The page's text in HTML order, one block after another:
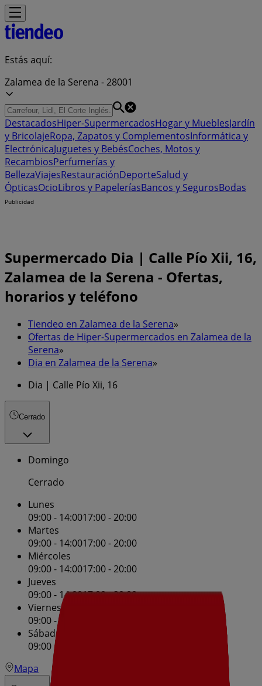
Estás aquí:
Zalamea de la Serena - 28001
DestacadosHiper-SupermercadosHogar y MueblesJardín
y BricolajeRopa, Zapatos y ComplementosInformática y
ElectrónicaJuguetes y BebésCoches, Motos y
RecambiosPerfumerías y
BellezaViajesRestauraciónDeporteSalud y
ÓpticasOcioLibros y PapeleríasBancos y SegurosBodas
Publicidad
Supermercado Dia | Calle Pío Xii, 16,
Zalamea de la Serena - Ofertas,
horarios y teléfono
Tiendeo en Zalamea de la Serena»
Ofertas de Hiper-Supermercados en Zalamea de la
Serena»
Dia en Zalamea de la Serena»
Dia | Calle Pío Xii, 16
Cerrado
Domingo
Cerrado
Lunes
09:00 - 14:0017:00 - 20:00
Martes
09:00 - 14:0017:00 - 20:00
Miércoles
09:00 - 14:0017:00 - 20:00
Jueves
09:00 - 14:0017:00 - 20:00
Viernes
09:00 - 14:00
Sábado
09:00 - 14:00
Mapa